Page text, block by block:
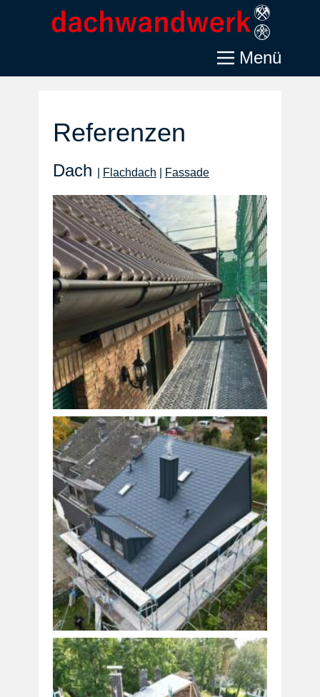
Menü
Referenzen
Dach Flachdach Fassade